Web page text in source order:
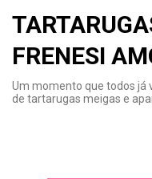
FRENESI
Um momento que todos já
de tartarugas meigas e